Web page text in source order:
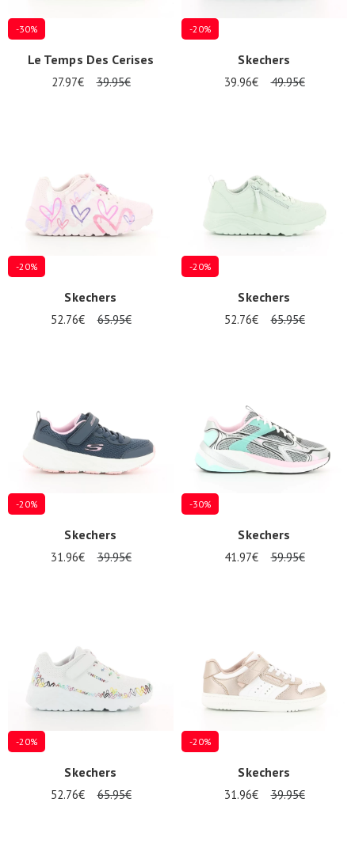
-30%
Le Temps Des Cerises
27.97€ 39.95€
-20%
Skechers
39.96€ 49.95€
-20%
Skechers
52.76€ 65.95€
-20%
Skechers
52.76€ 65.95€
-20%
Skechers
31.96€ 39.95€
-30%
Skechers
41.97€ 59.95€
-20%
Skechers
52.76€ 65.95€
-20%
Skechers
31.96€ 39.95€